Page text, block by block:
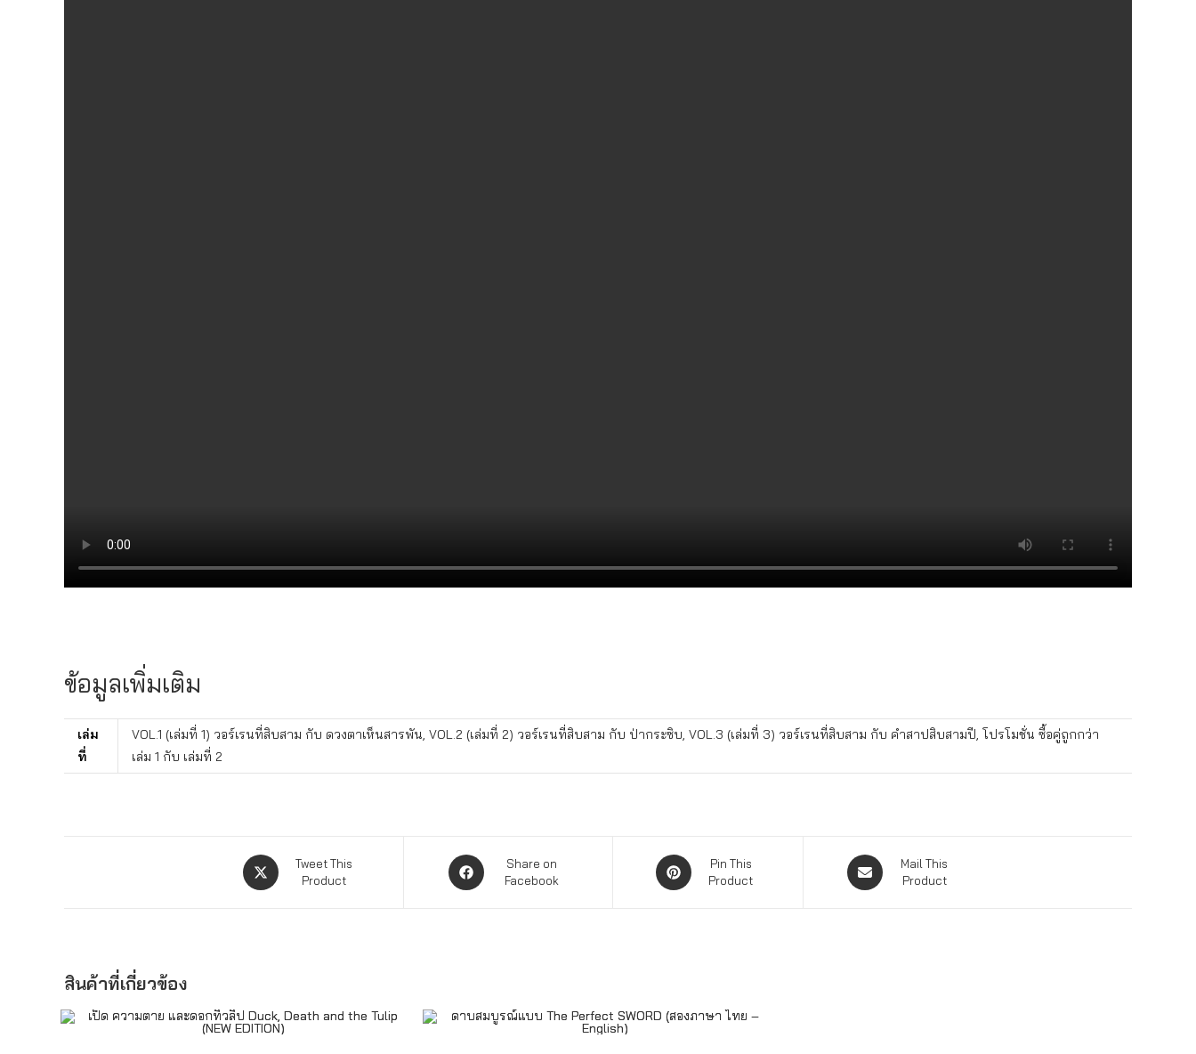
ข้อมูลเพิ่มเติม
เล่ม
ที่
VOL.1 (เล่มที่ 1) วอร์เรนที่สิบสาม กับ ดวงตาเห็นสารพัน, VOL.2 (เล่มที่ 2) วอร์เรนที่สิบสาม กับ ป่ากระซิบ, VOL.3 (เล่มที่ 3) วอร์เรนที่สิบสาม กับ คำสาปสิบสามปี, โปรโมชั่น ซื้อคู่ถูกกว่า
เล่ม 1 กับ เล่มที่ 2
Tweet This
Product
Share on
Facebook
Pin This
Product
Mail This
Product
สินค้าที่เกี่ยวข้อง